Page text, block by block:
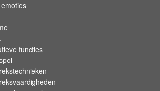
emoties
functies